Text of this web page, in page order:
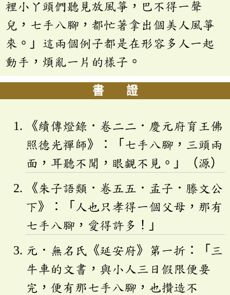
裡小丫頭們聽見放風箏，巴不得一聲
兒，七手八腳，都忙著拿出個美人風箏
來。」這兩個例子都是在形容多人一起
動手，煩亂一片的樣子。
書 證
《續傳燈錄．卷二二．慶元府育王佛
照德光禪師》：「七手八腳，三頭兩
面，耳聽不聞，眼覷不見。」（源）
《朱子語類．卷五五．孟子．滕文公
下》：「人也只孝得一個父母，那有
七手八腳，愛得許多！」
元．無名氏《延安府》第一折：「三
牛車的文書，與小人三日假限便要
完，便有那七手八腳，也攢造不